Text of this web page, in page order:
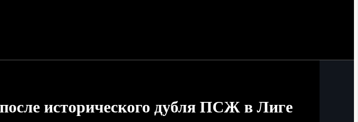
исторического дубля ПСЖ в Лиге